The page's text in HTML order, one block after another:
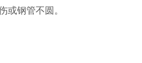
或钢管不圆。